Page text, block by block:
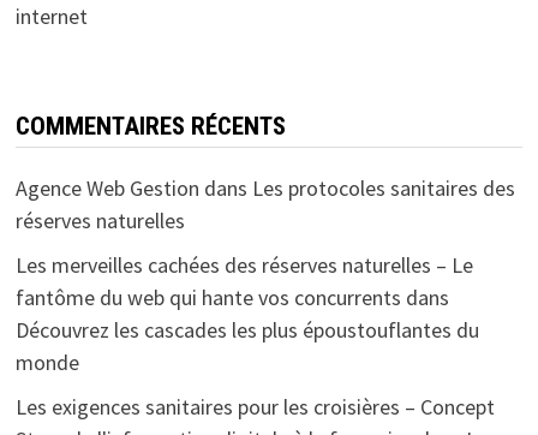
internet
COMMENTAIRES RÉCENTS
Agence Web Gestion dans Les protocoles sanitaires des
réserves naturelles
Les merveilles cachées des réserves naturelles – Le
fantôme du web qui hante vos concurrents dans
Découvrez les cascades les plus époustouflantes du
monde
Les exigences sanitaires pour les croisières – Concept